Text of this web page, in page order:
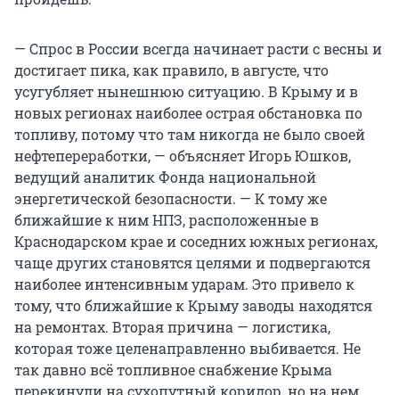
— Спрос в России всегда начинает расти с весны и
достигает пика, как правило, в августе, что
усугубляет нынешнюю ситуацию. В Крыму и в
новых регионах наиболее острая обстановка по
топливу, потому что там никогда не было своей
нефтепереработки, — объясняет Игорь Юшков,
ведущий аналитик Фонда национальной
энергетической безопасности. — К тому же
ближайшие к ним НПЗ, расположенные в
Краснодарском крае и соседних южных регионах,
чаще других становятся целями и подвергаются
наиболее интенсивным ударам. Это привело к
тому, что ближайшие к Крыму заводы находятся
на ремонтах. Вторая причина — логистика,
которая тоже целенаправленно выбивается. Не
так давно всё топливное снабжение Крыма
перекинули на сухопутный коридор, но на нем